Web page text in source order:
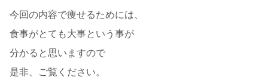
今回の内容で痩せるためには、
食事がとても大事という事が
分かると思いますので
是非、ご覧ください。